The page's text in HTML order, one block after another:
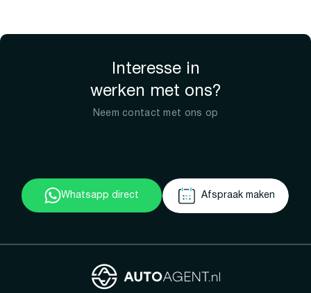
Interesse in
werken met ons?
Neem contact met ons op
Whatsapp direct Afspraak maken